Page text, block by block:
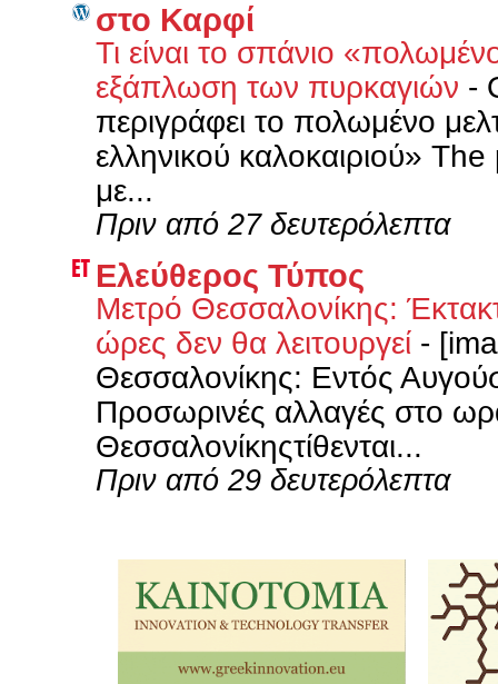
στο Καρφί
Τι είναι το σπάνιο
εξάπλωση των πυρκαγιών -
περιγράφει το πολωμένο
ελληνικού καλοκαιριού»
με...
Πριν από 27 δευτερόλεπτα
Ελεύθερος Τύπος
Μετρό Θεσσαλονίκης:
ώρες δεν θα λειτουργεί -
Θεσσαλονίκης: Εντός
Προσωρινές αλλαγές στο
Θεσσαλονίκηςτίθενται...
Πριν από 29 δευτερόλεπτα